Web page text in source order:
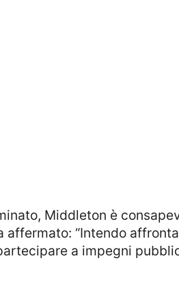
Middleton è
“Intendo
a impegni